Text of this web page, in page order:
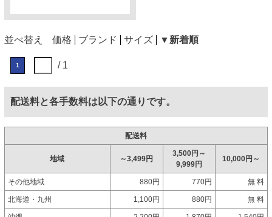
並べ替え 価格 ブランド サイズ ▼新着順
1 / 1
配送料と各手数料は以下の通りです。
配送料
地域 ～3,499円
3,500円～
9,999円
10,000円～
その他地域 880円 770円 無 料
北海道・九州 1,100円 880円 無 料